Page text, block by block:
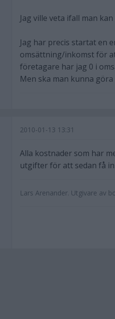
Jag ville veta ifall man
Jag har precis startat en
omsättning/inkomst för
företagare har jag 0 i
Men ska man kunna göra
2010-01-13 13:31
Alla kostnader som har
utgifter för att sedan få
Lars Arenander. Utgivare av